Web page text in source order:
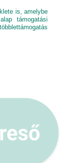
is, amelybe
támogatási